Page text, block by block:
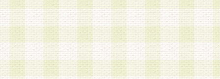
かじめ会員の同意を得たうえで利用するものとし
a.本サービスの実施または運営
b.本サービスに係る謝礼、景品、調査サンプル品
c.会員からの電話、メール等の問い合わせなどへ
d.その他これらに付随する業務